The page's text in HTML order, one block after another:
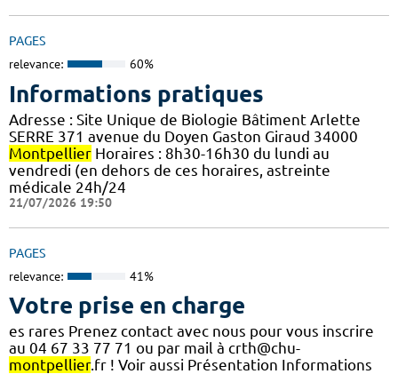
PAGES
relevance: 60%
Informations pratiques
Adresse : Site Unique de Biologie Bâtiment Arlette
SERRE 371 avenue du Doyen Gaston Giraud 34000
Montpellier Horaires : 8h30-16h30 du lundi au
vendredi (en dehors de ces horaires, astreinte
médicale 24h/24
21/07/2026 19:50
PAGES
relevance: 41%
Votre prise en charge
es rares Prenez contact avec nous pour vous inscrire
au 04 67 33 77 71 ou par mail à crth@chu-
montpellier.fr ! Voir aussi Présentation Informations